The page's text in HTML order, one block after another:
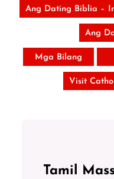
Ang Dating Biblia –
Ang
Mga Bilang
Visit
Tamil